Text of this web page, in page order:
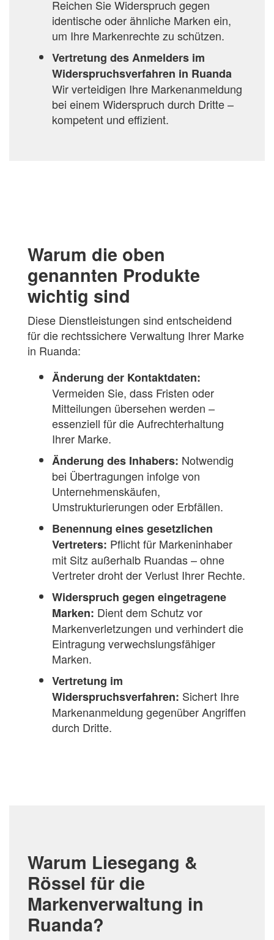
Reichen Sie Widerspruch gegen
identische oder ähnliche Marken ein,
um Ihre Markenrechte zu schützen.
Vertretung des Anmelders im
Widerspruchsverfahren in Ruanda
Wir verteidigen Ihre Markenanmeldung
bei einem Widerspruch durch Dritte –
kompetent und effizient.
Warum die oben
genannten Produkte
wichtig sind
Diese Dienstleistungen sind entscheidend
für die rechtssichere Verwaltung Ihrer Marke
in Ruanda:
Änderung der Kontaktdaten:
Vermeiden Sie, dass Fristen oder
Mitteilungen übersehen werden –
essenziell für die Aufrechterhaltung
Ihrer Marke.
Änderung des Inhabers: Notwendig
bei Übertragungen infolge von
Unternehmenskäufen,
Umstrukturierungen oder Erbfällen.
Benennung eines gesetzlichen
Vertreters: Pflicht für Markeninhaber
mit Sitz außerhalb Ruandas – ohne
Vertreter droht der Verlust Ihrer Rechte.
Widerspruch gegen eingetragene
Marken: Dient dem Schutz vor
Markenverletzungen und verhindert die
Eintragung verwechslungsfähiger
Marken.
Vertretung im
Widerspruchsverfahren: Sichert Ihre
Markenanmeldung gegenüber Angriffen
durch Dritte.
Warum Liesegang &
Rössel für die
Markenverwaltung in
Ruanda?